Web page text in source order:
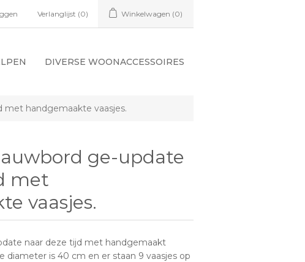
Verlanglijst (0) Winkelwagen (0)
DIVERSE WOONACCESSOIRES
met handgemaakte vaasjes.
ge-update
met
vaasjes.
naar deze tijd met handgemaakt
diameter is 40 cm en er staan 9 vaasjes op